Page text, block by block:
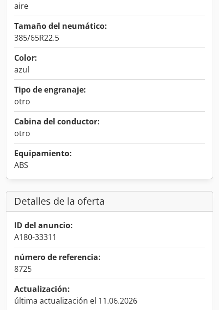
aire
Tamaño del neumático:
385/65R22.5
Color:
azul
Tipo de engranaje:
otro
Cabina del conductor:
otro
Equipamiento:
ABS
Detalles de la oferta
ID del anuncio:
A180-33311
número de referencia:
8725
Actualización:
última actualización el 11.06.2026